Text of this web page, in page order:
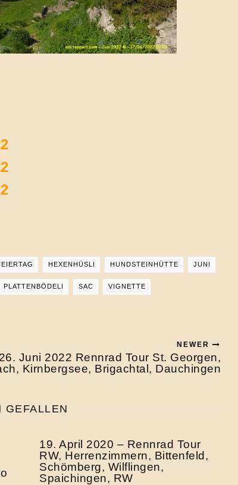
HEXENHÜSLI HUNDSTEINHÜTTE JUNI
PLATTENBÖDELI SAC VIGNETTE
NEWER
26. Juni 2022 Rennrad Tour St. Georgen,
Kirnbergsee, Brigachtal, Dauchingen
GEFALLEN
19. April 2020 – Rennrad Tour
RW, Herrenzimmern, Bittenfeld,
Schömberg, Wilflingen,
Spaichingen, RW